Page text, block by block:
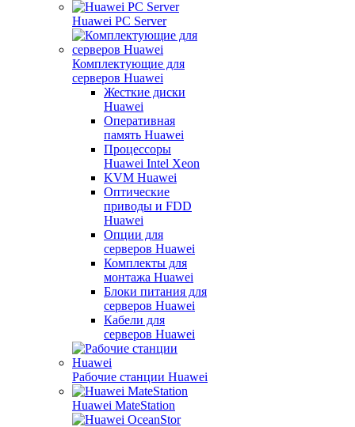
Huawei PC Server
Комплектующие для
серверов Huawei
Жесткие диски
Huawei
Оперативная
память Huawei
Процессоры
Huawei Intel Xeon
KVM Huawei
Оптические
приводы и FDD
Huawei
Опции для
серверов Huawei
Комплекты для
монтажа Huawei
Блоки питания для
серверов Huawei
Кабели для
серверов Huawei
Рабочие станции Huawei
Huawei MateStation